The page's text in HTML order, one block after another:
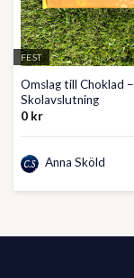
FEST
Omslag till Choklad –
Skolavslutning
0 kr
Anna Sköld